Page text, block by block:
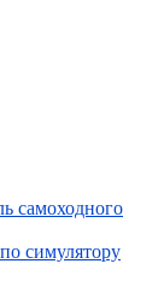
самоходного
симулятору